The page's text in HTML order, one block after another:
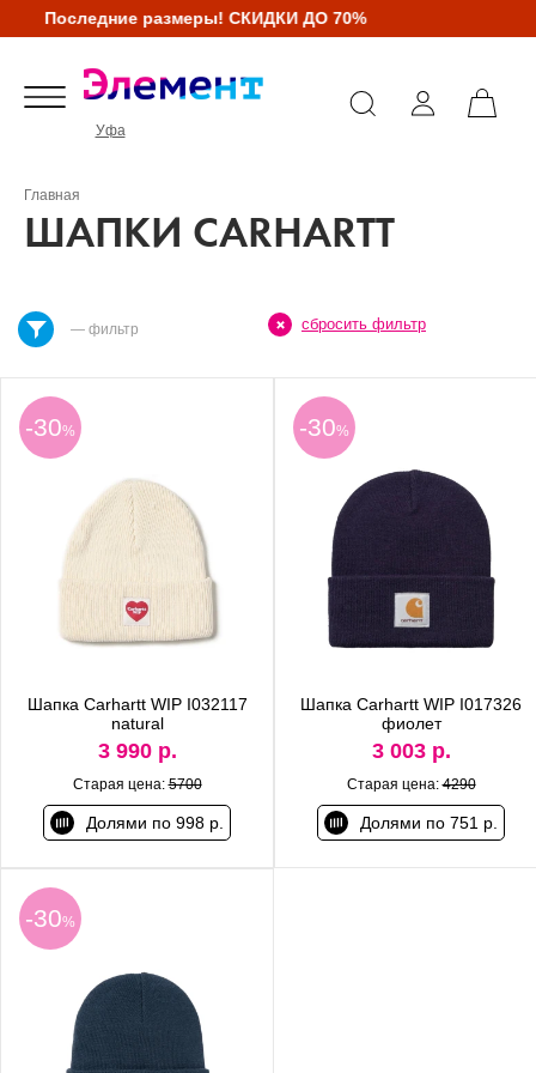
Последние размеры! СКИДКИ ДО 70%
Уфа
Главная
ШАПКИ CARHARTT
— фильтр сбросить фильтр
-30%
Шапка Carhartt WIP I032117
natural
3 990 р.
Старая цена:5700
Долями по 998 р.
-30%
Шапка Carhartt WIP I017326
фиолет
3 003 р.
Старая цена:4290
Долями по 751 р.
-30%